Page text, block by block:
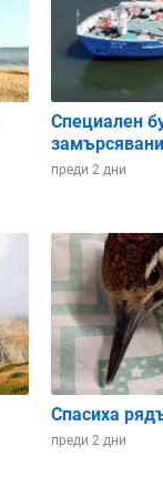
62% 59%
68%
05:00 08:00
Специален
преди 2 дни
Спасиха
преди 2 дни